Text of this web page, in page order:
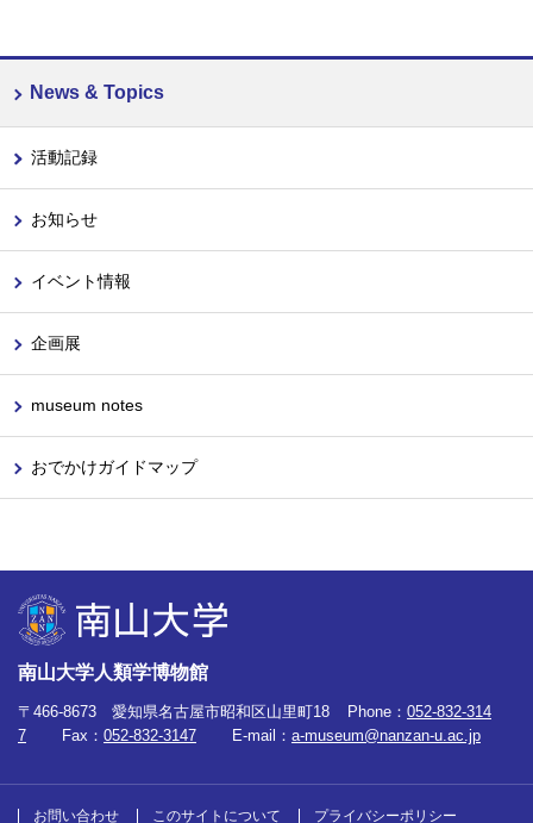
News & Topics
活動記録
お知らせ
イベント情報
企画展
museum notes
おでかけガイドマップ
南山大学人類学博物館
〒466-8673 愛知県名古屋市昭和区山里町18 Phone： 052-832-314
7
Fax： 052-832-3147 E-mail： a-museum@nanzan-u.ac.jp
お問い合わせ このサイトについて プライバシーポリシー